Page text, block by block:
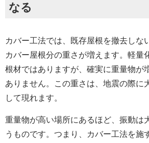
なる
カバー工法では、既存屋根を撤去しな
カバー屋根分の重さが増えます。軽量
根材ではありますが、確実に重量物が
ありません。この重さは、地震の際に
して現れます。
重量物が高い場所にあるほど、振動は
うものです。つまり、カバー工法を施